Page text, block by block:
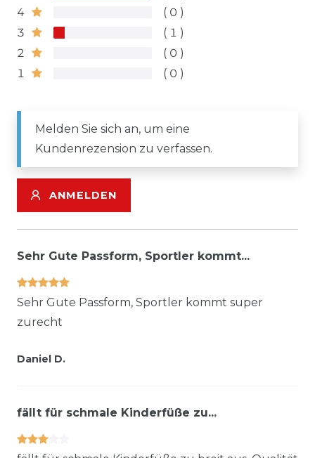
4
0
3
1
2
0
1
0
Melden Sie sich an, um eine
Kundenrezension zu verfassen.
ANMELDEN
Sehr Gute Passform, Sportler kommt...
Sehr Gute Passform, Sportler kommt super
zurecht
Daniel D.
fällt für schmale Kinderfüße zu...